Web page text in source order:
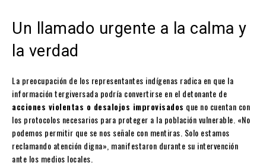
Un llamado urgente a la calma y
la verdad
La preocupación de los representantes indígenas radica en que la
información tergiversada podría convertirse en el detonante de
acciones violentas o desalojos improvisados que no cuentan con
los protocolos necesarios para proteger a la población vulnerable. «No
podemos permitir que se nos señale con mentiras. Solo estamos
reclamando atención digna», manifestaron durante su intervención
ante los medios locales.